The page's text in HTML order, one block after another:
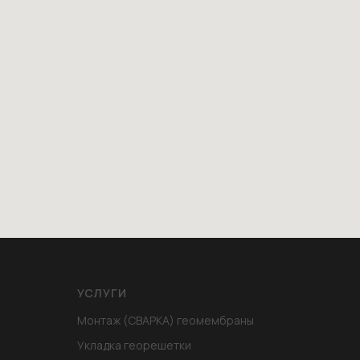
УСЛУГИ
Монтаж (СВАРКА) геомембраны
Укладка георешетки